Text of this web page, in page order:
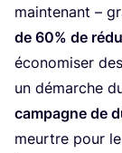
main­te­nant –
de 60% de
éco­no­mi­ser
un démarche
cam­pagne de
meurtre pour